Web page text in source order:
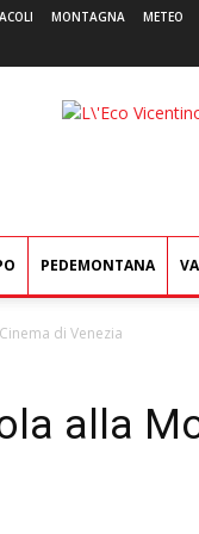
MONTAGNA METEO
L'Eco
PEDEMONTANA
di Venezia
alla